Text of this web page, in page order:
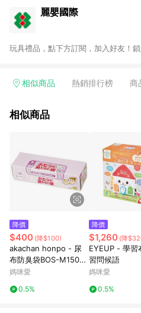
麗嬰國際
玩具禮品，點下方訂閱，加入好友！
相似商品 熱銷排行榜 商
相似商品
降價
$400 (降$100)
akachan honpo - 尿
布防臭袋BOS-M150
張-薰衣草色
媽咪愛
0.5%
降價
$1,260 (降
EYEUP - 學習
習問候語
媽咪愛
0.5%